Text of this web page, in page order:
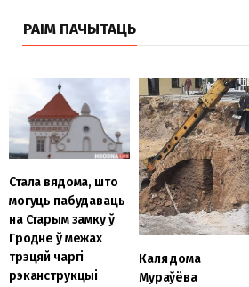
РАІМ ПАЧЫТАЦЬ
Стала вядома, што
могуць пабудаваць
на Старым замку ў
Гродне ў межах
трэцяй чаргі
рэканструкцыі
Каля дома
Мураўёва